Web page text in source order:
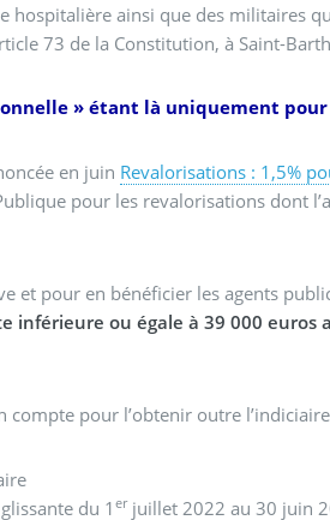
hospitalière ainsi que des militaires
73 de la Constitution, à Saint-
» étant là uniquement
en juin Revalorisations : 1,5%
pour les revalorisations dont
et pour en bénéficier les agents
inférieure ou égale à 39 000 euros
compte pour l’obtenir outre
glissante du 1erjuillet 2022 au 30 juin